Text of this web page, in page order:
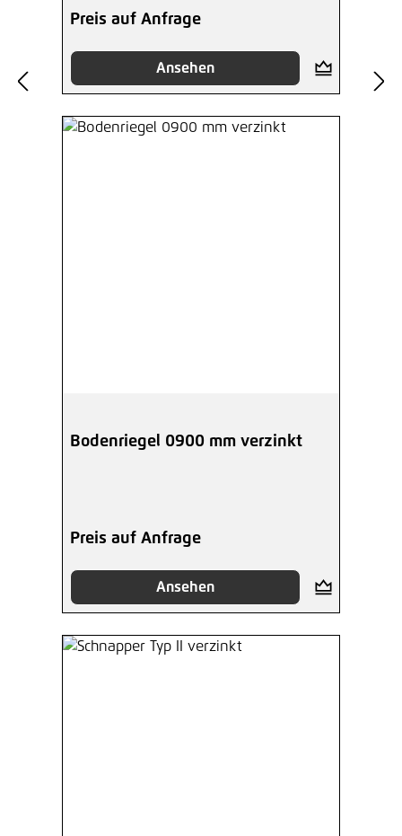
Preis auf Anfrage
Ansehen
Bodenriegel 0900 mm verzinkt
Preis auf Anfrage
Ansehen